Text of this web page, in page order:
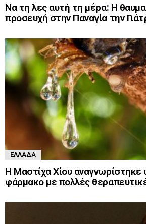
Να τη λες αυτή τη μέρα: Η
προσευχή στην Παναγία την
ΕΛΛΆΔΑ
Η Μαστίχα Χίου
φάρμακο με πολλές